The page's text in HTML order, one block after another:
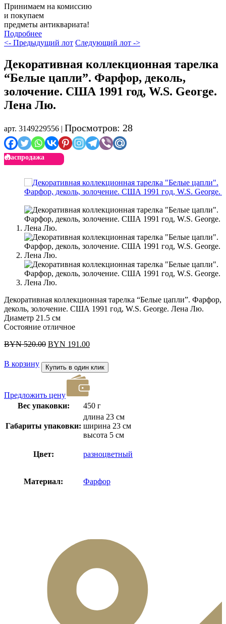
Принимаем на комиссию
и покупаем
предметы антиквариата!
Подробнее
<- Предыдущий лот Следующий лот ->
Декоративная коллекционная тарелка
“Белые цапли”. Фарфор, деколь,
золочение. США 1991 год, W.S. George.
Лена Лю.
арт. 3149229556 | Просмотров: 28
Распродажа
Декоративная коллекционная тарелка “Белые цапли”. Фарфор,
деколь, золочение. США 1991 год, W.S. George. Лена Лю.
Диаметр 21.5 см
Состояние отличное
BYN520.00 Первоначальная
составляла
BYN 520.00.
BYN 191.00Текущая
BYN 191.00.
В корзину Купить в один клик
Предложить цену
Вес упаковки:
450 г
Габариты упаковки:
длина 23 см
ширина 23 см
высота 5 см
Цвет: разноцветный
Материал: Фарфор